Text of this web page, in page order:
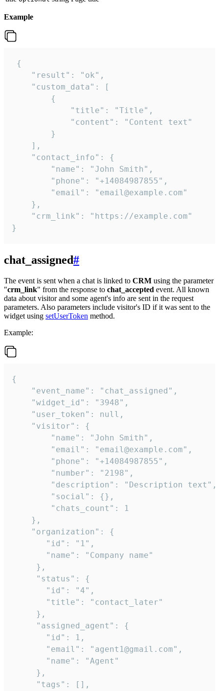
Example
{
    "result": "ok",
    "custom_data": [
        {
            "title": "Title",
            "content": "Content text"
        }
    ],
    "contact_info": {
        "name": "John Smith",
        "phone": "+14084987855",
        "email": "email@example.com"
    },
    "crm_link": "https://example.com"
}
chat_assigned#
The event is sent when a chat is linked to CRM using the parameter
"crm_link" from the response to chat_accepted event. All known
data about visitor and some agent's info are sent in the request
parameters. Also parameters include visitor's ID if it was sent to the
widget using setUserToken method.
Example:
{
    "event_name": "chat_assigned",
    "widget_id": "3948",
    "user_token": null,
    "visitor": {
        "name": "John Smith",
        "email": "email@example.com",
        "phone": "+14084987855",
        "number": "2198",
        "description": "Description text",
        "social": {},
        "chats_count": 1
    },
    "organization": {
       "id": "1",
       "name": "Company name"
     },
     "status": {
       "id": "4",
       "title": "contact_later"
     },
     "assigned_agent": {
       "id": 1,
       "email": "agent1@gmail.com",
       "name": "Agent"
     },
     "tags": [],